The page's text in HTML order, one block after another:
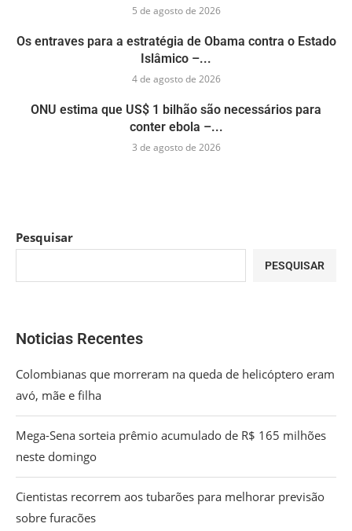
5 de agosto de 2026
Os entraves para a estratégia de Obama contra o Estado
Islâmico –...
4 de agosto de 2026
ONU estima que US$ 1 bilhão são necessários para
conter ebola –...
3 de agosto de 2026
Pesquisar
PESQUISAR
Noticias Recentes
Colombianas que morreram na queda de helicóptero eram
avó, mãe e filha
Mega-Sena sorteia prêmio acumulado de R$ 165 milhões
neste domingo
Cientistas recorrem aos tubarões para melhorar previsão
sobre furacões